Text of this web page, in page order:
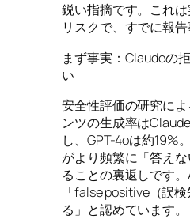
鋭い指摘です。これ
リスクで、すでに報告
まず事実：Claudeの
い
安全性評価の研究に
ンツの生成率は
し、GPT-4oは約19%
がより頻繁に「答え
ることの裏返しです
「false positive（誤
る」と認めています。